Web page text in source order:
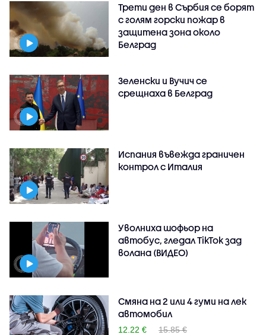
Трети ден в Сърбия се борят
с голям горски пожар в
защитена зона около
Белград
Зеленски и Вучич се
срещнаха в Белград
Испания въвежда граничен
контрол с Италия
Уволниха шофьор на
автобус, гледал TikTok зад
волана (ВИДЕО)
Смяна на 2 или 4 гуми на лек
автомобил
12.22 €
15.85 €